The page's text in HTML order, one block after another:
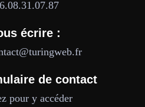
écrire :
de contact
pour y accéder